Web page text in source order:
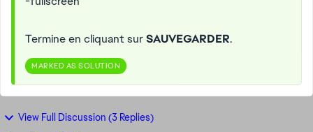
Termine en cliquant surSAUVEGARDER.
MARKED AS SOLUTION
View Full Discussion (3 Replies)